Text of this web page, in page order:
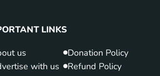
LINKS
us
with us
Donation Policy
Refund Policy